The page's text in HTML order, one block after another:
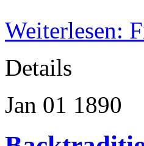
Weiterlesen:
Details
Jan 01 1890